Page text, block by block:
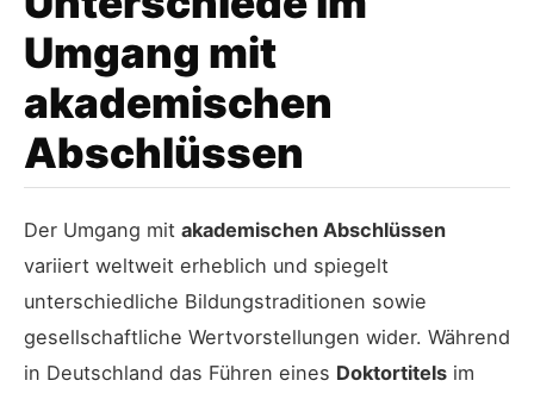
Umgang mit
akademischen
Abschlüssen
Der Umgang mit akademischen Abschlüssen
variiert weltweit erheblich und spiegelt
unterschiedliche Bildungstraditionen sowie
gesellschaftliche Wertvorstellungen wider. Während
in Deutschland das Führen eines Doktortitels im